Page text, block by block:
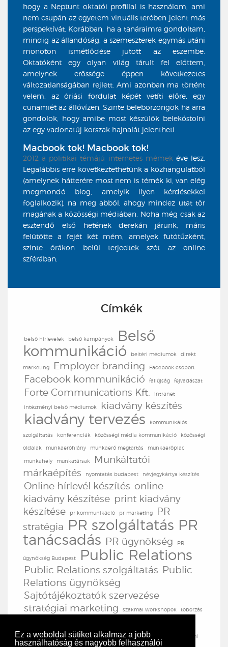
Ez a weboldal sütiket alkalmaz a jobb
használhatóság és nagyobb felhasználói
hogy a Neptunt oktatói profillal is használom, ami
nem csupán az egyetem virtuális terében jelent más
perspektívát. Korábban, ha a tanáraimra gondoltam,
mindig az állandóság, a szemeszterek egymás utáni
monoton ismétlődése jutott az eszembe.
Oktatóként egy olyan világ tárult fel előttem,
amelynek erőssége éppen következetes
változatlanságában rejlett. Ami azonban ma történt
velem, az óriási fordulat képét vetíti előre, egy
cunamiét az állóvízen. Szinte beleborzongok ha arra
gondolok, hogy amibe most készülök belekóstolni
az egy vadonatúj korszak hajnalát jelentheti.
Macbook tok! Macbook tok!
2012 a politikai témájú internetes mémek éve lesz.
Legalábbis erre következtethetünk a közhangulatból
(amelynek hátterére most nem is térnék ki, van elég
megmondó blog, amelyik ilyen kérdésekkel
foglalkozik), na meg abból, ahogy mindez utat tör
magának a közösségi médiában. Noha még csak az
esztendő első hetének derekán járunk, máris
felütötte a fejét két mém, amelyek futótűzként,
szinte órákon belül terjedtek szét az online
szférában.
Címkék
belső hírlevelek belső kampányok
Belső
kommunikáció
beltéri médiumok direkt
marketing Employer branding Facebook csoport
Facebook kommunikáció faliújság fejvadászat
Forte Communications Kft. intranet
intézményi belső médiumok kiadvány készítés
kiadvány tervezés kommunikáiós
szolgáltatás konferenciák közösségi média kommunikáció közösségi
oldalak munkaerőhiány munkaerő megtartás munkaerőpiac
munkahely munkatársak
Munkáltatói
márkaépítés
nyomtatás budapest névjegykártya készítés
Online hírlevél készítés online
kiadvány készítése print kiadvány
készítése
pr kommunikáció pr marketing
PR
stratégia PR szolgáltatás PR
tanácsadás PR ügynökség PR
ügynökség Budapest Public Relations
Public Relations szolgáltatás Public
Relations ügynökség
Sajtótájékoztatók szervezése
stratégiai marketing
szakmai workshopok toborzás
produkciós szolgáltatás
vezetői fórumok üzemi